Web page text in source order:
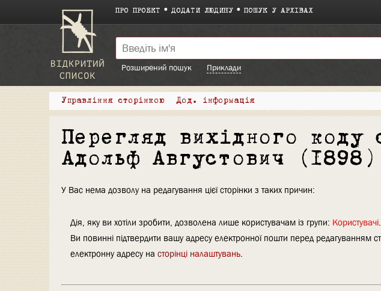
ПРО ПРОЕКТ ДОДАТИ ЛЮДИНУ ПОШУК У АРХІВАХ
Розширений пошук
Приклади
Управління сторінкою Дод. інформація
Перегляд вихідного коду
Адольф Августович (1898)
У Вас нема дозволу на редагування цієї сторінки з таких причин:
Дія, яку ви хотіли зробити, дозволена лише користувачам із групи: Користувачі.
Ви повинні підтвердити вашу адресу електронної пошти перед редагуванням
електронну адресу на сторінці налаштувань.